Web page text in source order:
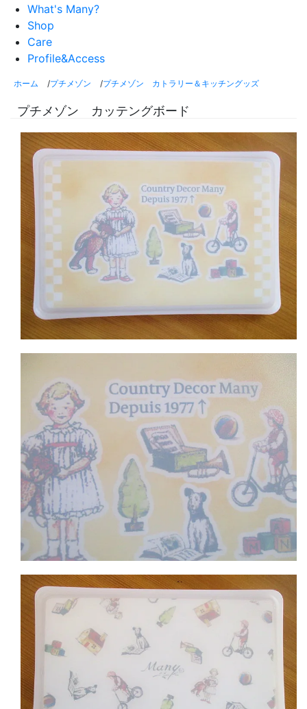
What's Many?
Shop
Care
Profile&Access
ホーム /プチメゾン /プチメゾン カトラリー＆キッチングッズ
プチメゾン カッテングボード